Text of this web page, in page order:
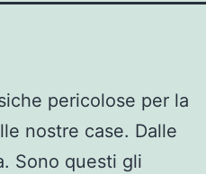
pericolose per la
nostre case. Dalle
Sono questi gli